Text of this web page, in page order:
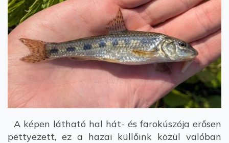
A képen látható hal hát- és farokúszója erősen
pettyezett, ez a hazai küllőink közül valóban